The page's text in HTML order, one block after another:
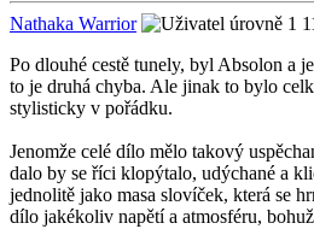
Nathaka Warrior
Po dlouhé cestě tunely, byl Absolon a
to je druhá chyba. Ale jinak to bylo
stylisticky v pořádku.
Jenomže celé dílo mělo takový
dalo by se říci klopýtalo, udýchané a
jednolitě jako masa slovíček, která se
dílo jakékoliv napětí a atmosféru,